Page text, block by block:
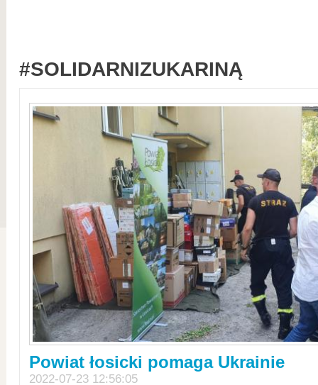
#SOLIDARNIZUKARINĄ
Powiat łosicki pomaga Ukrainie
2022-07-23 12:56:05